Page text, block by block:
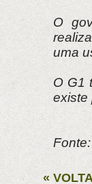
O
uma
O G1
existe
«